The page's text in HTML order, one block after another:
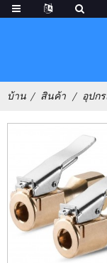
บ้าน สินค้า อุปก